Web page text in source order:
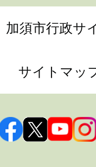
加須市行政サ
サイトマッ